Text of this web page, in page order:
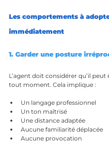
Les comportements à
immédiatement
1. Garder une posture
L’agent doit considérer qu’il peut
tout moment. Cela implique :
Un langage professionnel
Un ton maîtrisé
Une distance adaptée
Aucune familiarité déplacée
Aucune provocation